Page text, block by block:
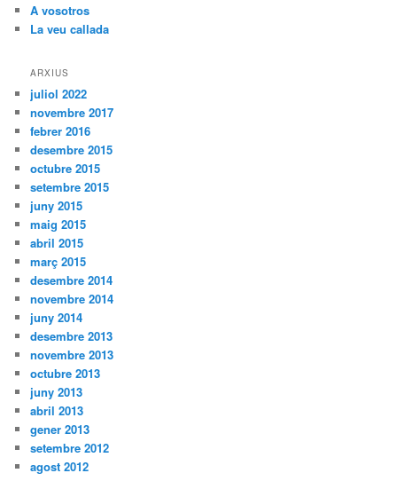
A vosotros
La veu callada
ARXIUS
juliol 2022
novembre 2017
febrer 2016
desembre 2015
octubre 2015
setembre 2015
juny 2015
maig 2015
abril 2015
març 2015
desembre 2014
novembre 2014
juny 2014
desembre 2013
novembre 2013
octubre 2013
juny 2013
abril 2013
gener 2013
setembre 2012
agost 2012